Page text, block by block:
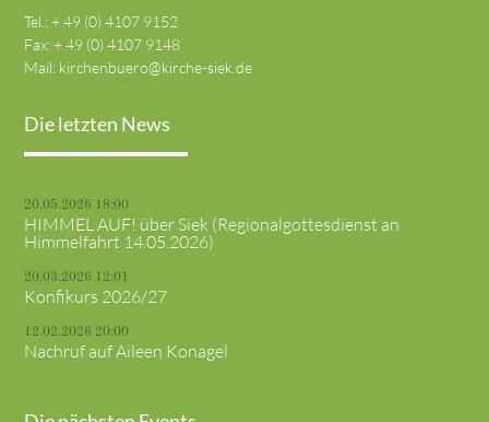
Tel.: + 49 (0) 4107 9152
Fax: + 49 (0) 4107 9148
Mail: kirchenbuero@kirche-siek.de
Die letzten News
20.05.2026 18:00
HIMMEL AUF! über Siek (Regionalgottesdienst an
Himmelfahrt 14.05.2026)
20.03.2026 12:01
Konfikurs 2026/27
12.02.2026 20:00
Nachruf auf Aileen Konagel